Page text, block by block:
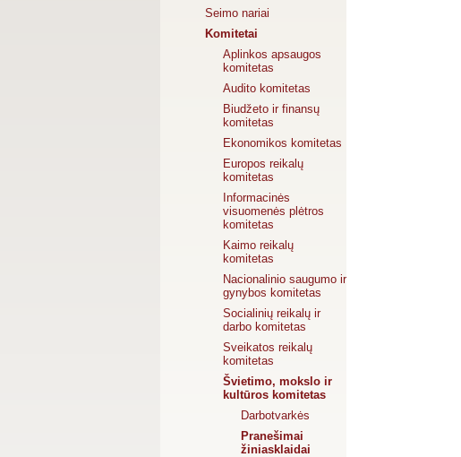
Seimo nariai
Komitetai
Aplinkos apsaugos
komitetas
Audito komitetas
Biudžeto ir finansų
komitetas
Ekonomikos komitetas
Europos reikalų
komitetas
Informacinės
visuomenės plėtros
komitetas
Kaimo reikalų
komitetas
Nacionalinio saugumo ir
gynybos komitetas
Socialinių reikalų ir
darbo komitetas
Sveikatos reikalų
komitetas
Švietimo, mokslo ir
kultūros komitetas
Darbotvarkės
Pranešimai
žiniasklaidai